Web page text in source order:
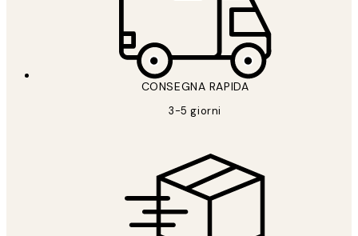
CONSEGNA RAPIDA
3-5 giorni